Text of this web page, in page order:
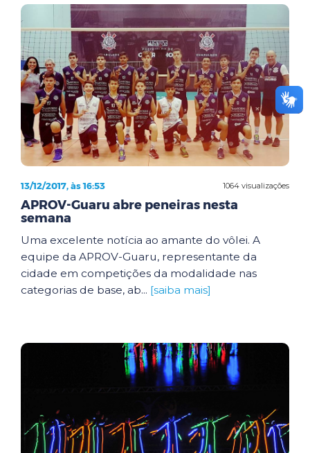
1064 visualizações
13/12/2017, às 16:53
APROV-Guaru abre peneiras nesta
semana
Uma excelente notícia ao amante do vôlei. A
equipe da APROV-Guaru, representante da
cidade em competições da modalidade nas
categorias de base, ab... [saiba mais]